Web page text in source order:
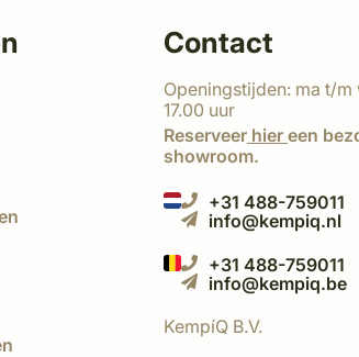
Contact
Openingstijden: ma t/
17.00 uur
Reserveer hier een
showroom.
+31 488-759011
info@kempiq.nl
+31 488-759011
info@kempiq.be
KempíQ B.V.